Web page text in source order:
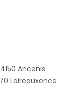
Ancenis
Loireauxence